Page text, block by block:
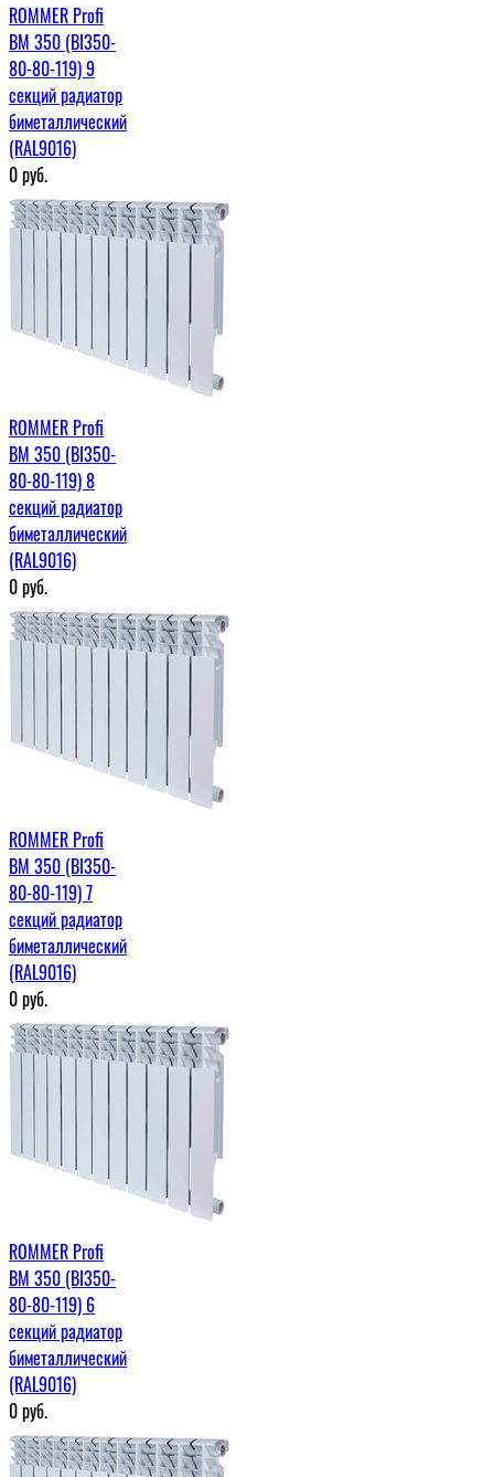
ROMMER Profi
BM 350 (BI350-
80-80-119) 9
секций радиатор
биметаллический
(RAL9016)
0руб.
ROMMER Profi
BM 350 (BI350-
80-80-119) 8
секций радиатор
биметаллический
(RAL9016)
0руб.
ROMMER Profi
BM 350 (BI350-
80-80-119) 7
секций радиатор
биметаллический
(RAL9016)
0руб.
ROMMER Profi
BM 350 (BI350-
80-80-119) 6
секций радиатор
биметаллический
(RAL9016)
0руб.